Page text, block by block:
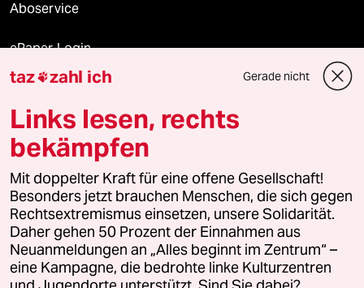
Aboservice
ePaper Login
Downloads für Abonnierende
© 2026 taz Verlags und Vertriebs GmbH
Alle Rechte vorbehalten. Bei rechtlichen Fragen oder für Genehmigungen
wenden Sie sich bitte an lizenzen@taz.de
Feedback Redaktionsstatut Kommune-Richtlinien
Leitlinie Informant Datenschutz Impressum AGB
taz zahl ich Gerade nicht
Links lesen, rechts
bekämpfen
Mit doppelter Kraft für eine offene Gesellschaft!
Besonders jetzt brauchen Menschen, die sich gegen
Rechtsextremismus einsetzen, unsere Solidarität.
Daher gehen 50 Prozent der Einnahmen aus
Neuanmeldungen an „Alles beginnt im Zentrum“ –
eine Kampagne, die bedrohte linke Kulturzentren